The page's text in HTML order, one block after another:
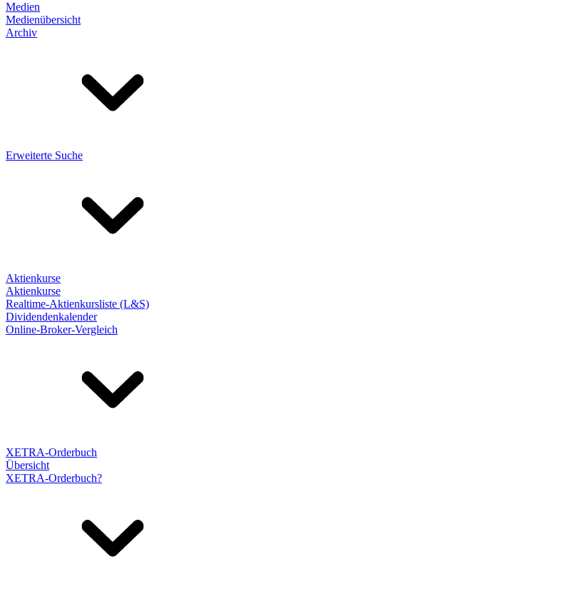
Medien
Medienübersicht
Archiv
Erweiterte Suche
Aktienkurse
Aktienkurse
Realtime-Aktienkursliste (L&S)
Dividendenkalender
Online-Broker-Vergleich
XETRA-Orderbuch
Übersicht
XETRA-Orderbuch?